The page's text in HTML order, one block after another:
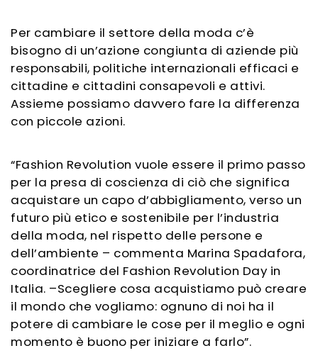
Per cambiare il settore della moda c’è
bisogno di un’azione congiunta di aziende più
responsabili, politiche internazionali efficaci e
cittadine e cittadini consapevoli e attivi.
Assieme possiamo davvero fare la differenza
con piccole azioni.
“Fashion Revolution vuole essere il primo passo
per la presa di coscienza di ciò che significa
acquistare un capo d’abbigliamento, verso un
futuro più etico e sostenibile per l’industria
della moda, nel rispetto delle persone e
dell’ambiente – commenta Marina Spadafora,
coordinatrice del Fashion Revolution Day in
Italia. –Scegliere cosa acquistiamo può creare
il mondo che vogliamo: ognuno di noi ha il
potere di cambiare le cose per il meglio e ogni
momento è buono per iniziare a farlo”.